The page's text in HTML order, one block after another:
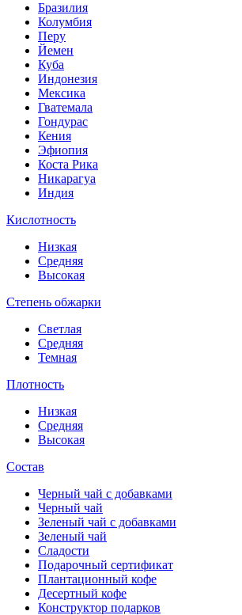
Бразилия
Колумбия
Перу
Йемен
Куба
Индонезия
Мексика
Гватемала
Гондурас
Кения
Эфиопия
Коста Рика
Никарагуа
Индия
Кислотность
Низкая
Средняя
Высокая
Степень обжарки
Светлая
Средняя
Темная
Плотность
Низкая
Средняя
Высокая
Состав
Черный чай с добавками
Черный чай
Зеленый чай с добавками
Зеленый чай
Сладости
Подарочный сертификат
Плантационный кофе
Десертный кофе
Конструктор подарков